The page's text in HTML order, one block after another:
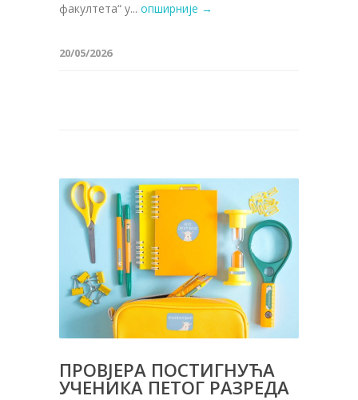
факултета“ у... опширније →
20/05/2026
ПРОВЈЕРА ПОСТИГНУЋА
УЧЕНИКА ПЕТОГ РАЗРЕДА